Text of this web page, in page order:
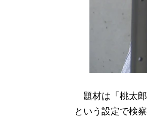
題材は「桃太郎
という設定で検